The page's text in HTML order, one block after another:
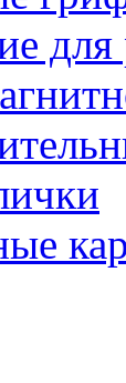
для